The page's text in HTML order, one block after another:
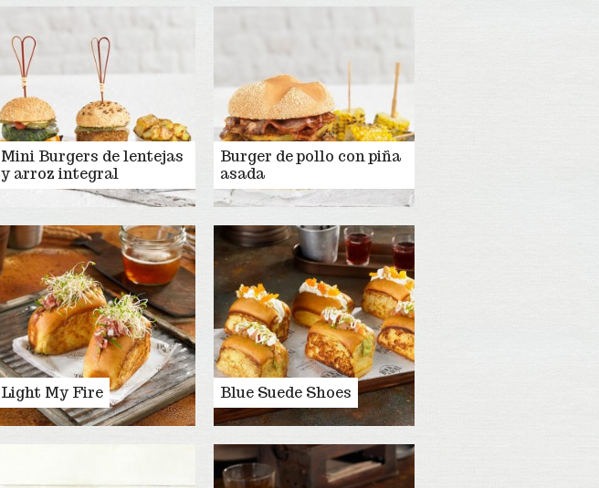
Mini Burgers de lentejas
y arroz integral
Burger de pollo con piña
asada
Light My Fire Blue Suede Shoes